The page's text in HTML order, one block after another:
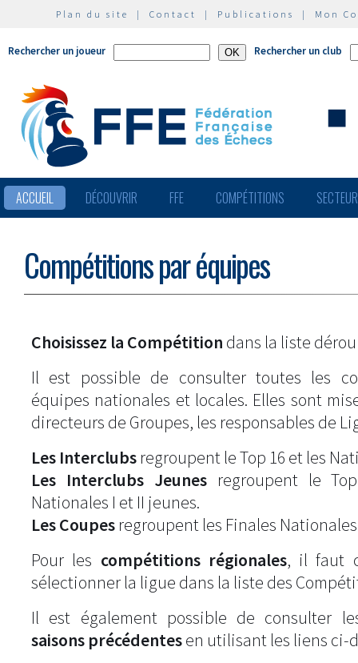
Plan du site | Contact | Publications | Mon
Rechercher un joueur Rechercher un club
ACCUEIL DÉCOUVRIR FFE COMPÉTITIONS
Compétitions par équipes
Choisissez la Compétition dans la liste
Il est possible de consulter toutes les
équipes nationales et locales. Elles sont
directeurs de Groupes, les responsables de
Les Interclubs regroupent le Top 16 et les
Les Interclubs Jeunesregroupent le
Nationales I et II jeunes.
Les Coupes regroupent les Finales
Pour les compétitions régionales, il faut
sélectionner la ligue dans la liste des
Il est également possible de consulter
saisons précédentesen utilisant les liens ci-